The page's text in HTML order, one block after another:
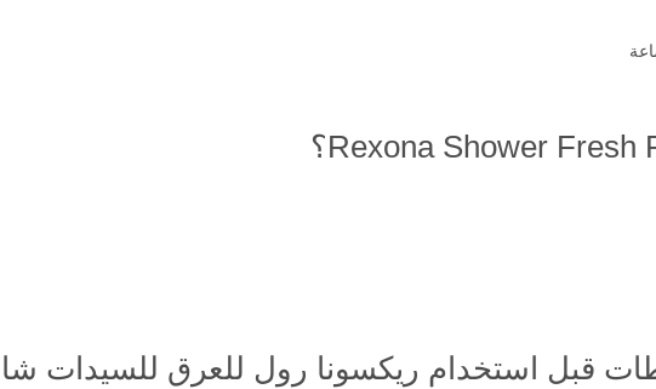
قبل استخدام ريكسونا رول للعرق للسيدات شاور